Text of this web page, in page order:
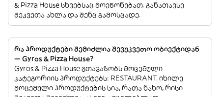
& Pizza House სხვებსაც მოეწონებათ. განათავსე
შეკვეთა ახლა და შენც გამოსცადე.
რა პროდუქტები შემიძლია შევუკვეთო ობიექტიდან
— Gyros & Pizza House?
Gyros & Pizza House გთავაზობს მოცემული
კატეგორიის პროდუქტებს: RESTAURANT. იხილე
მოცემული პროდუქტების სია, რათა ნახო, რისი